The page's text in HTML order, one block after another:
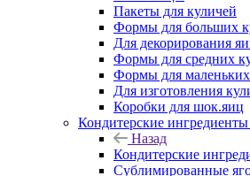
Пакеты для куличей
Формы для больших
Для декорирования
Формы для средних
Формы для
Для изготовления
Коробки для шок.яиц
Кондитерские ингредиенты
Назад
Кондитерские
Сублимированные